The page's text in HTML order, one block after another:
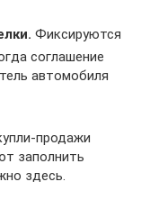
Фиксируются
соглашение
автомобиля
продажи
заполнить
здесь.